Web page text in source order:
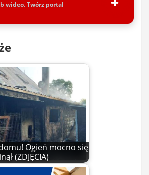
wideo. Twórz portal
Ogień mocno się
(ZDJĘCIA)